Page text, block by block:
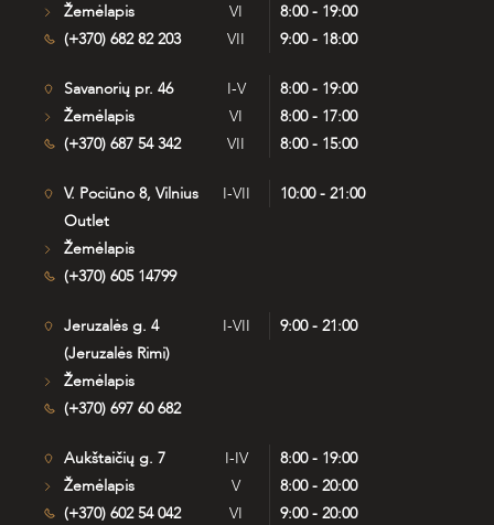
Žemėlapis
(+370) 682 82 203
VI
8:00 - 19:00
VII
9:00 - 18:00
Savanorių pr. 46
Žemėlapis
(+370) 687 54 342
I-V
8:00 - 19:00
VI
8:00 - 17:00
VII
8:00 - 15:00
V. Pociūno 8, Vilnius
Outlet
Žemėlapis
(+370) 605 14799
I-VII 10:00 - 21:00
Jeruzalės g. 4
(Jeruzalės Rimi)
Žemėlapis
(+370) 697 60 682
I-VII 9:00 - 21:00
Aukštaičių g. 7
Žemėlapis
(+370) 602 54 042
I-IV
8:00 - 19:00
V
8:00 - 20:00
VI
9:00 - 20:00